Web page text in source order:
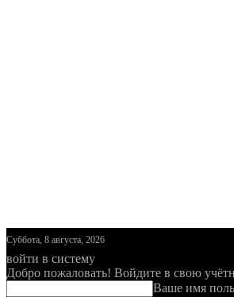
Суббота, 8 августа, 2026
войти в систему
Добро пожаловать! Войдите в свою
Ваше имя